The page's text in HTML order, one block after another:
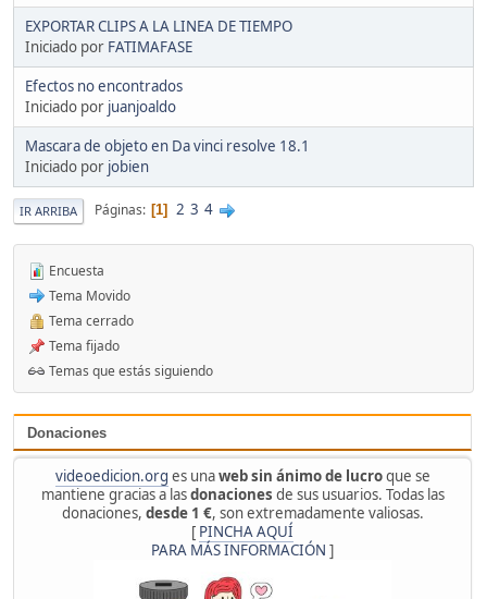
Donaciones
videoedicion.org es unaweb sin ánimo de lucroque se
mantiene gracias a lasdonaciones de sus usuarios. Todas las
donaciones, desde 1 €, son extremadamente valiosas.
[ PINCHA AQUÍ
PARA MÁS INFORMACIÓN ]
EXPORTAR CLIPS A LA LINEA DE TIEMPO
Iniciado por FATIMAFASE
Efectos no encontrados
Iniciado por juanjoaldo
Mascara de objeto en Da vinci resolve 18.1
Iniciado por jobien
IR ARRIBA Páginas 1 2 3 4
Encuesta
Tema Movido
Tema cerrado
Tema fijado
Temas que estás siguiendo